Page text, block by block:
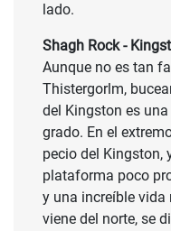
lado.
Shagh Rock -
Aunque no es tan
Thistergorlm,
del Kingston es
grado. En el
pecio del Kingston,
plataforma poco
y una increíble vida
viene del norte, se